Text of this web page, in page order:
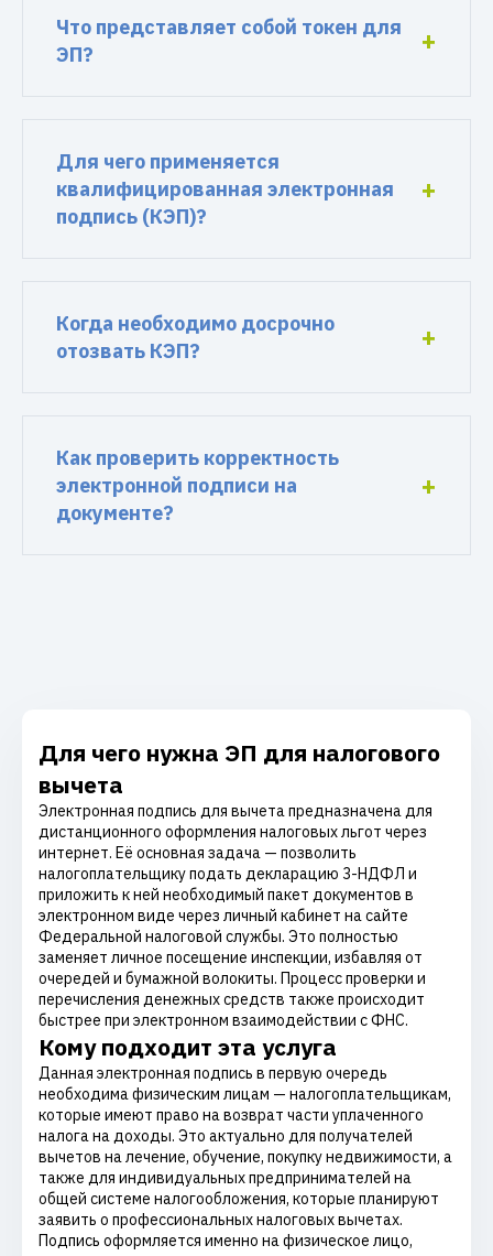
Что представляет собой токен для
ЭП?
Для чего применяется
квалифицированная электронная
подпись (КЭП)?
Когда необходимо досрочно
отозвать КЭП?
Как проверить корректность
электронной подписи на
документе?
Для чего нужна ЭП для налогового
вычета
Электронная подпись для вычета предназначена для
дистанционного оформления налоговых льгот через
интернет. Её основная задача — позволить
налогоплательщику подать декларацию 3-НДФЛ и
приложить к ней необходимый пакет документов в
электронном виде через личный кабинет на сайте
Федеральной налоговой службы. Это полностью
заменяет личное посещение инспекции, избавляя от
очередей и бумажной волокиты. Процесс проверки и
перечисления денежных средств также происходит
быстрее при электронном взаимодействии с ФНС.
Кому подходит эта услуга
Данная электронная подпись в первую очередь
необходима физическим лицам — налогоплательщикам,
которые имеют право на возврат части уплаченного
налога на доходы. Это актуально для получателей
вычетов на лечение, обучение, покупку недвижимости, а
также для индивидуальных предпринимателей на
общей системе налогообложения, которые планируют
заявить о профессиональных налоговых вычетах.
Подпись оформляется именно на физическое лицо,